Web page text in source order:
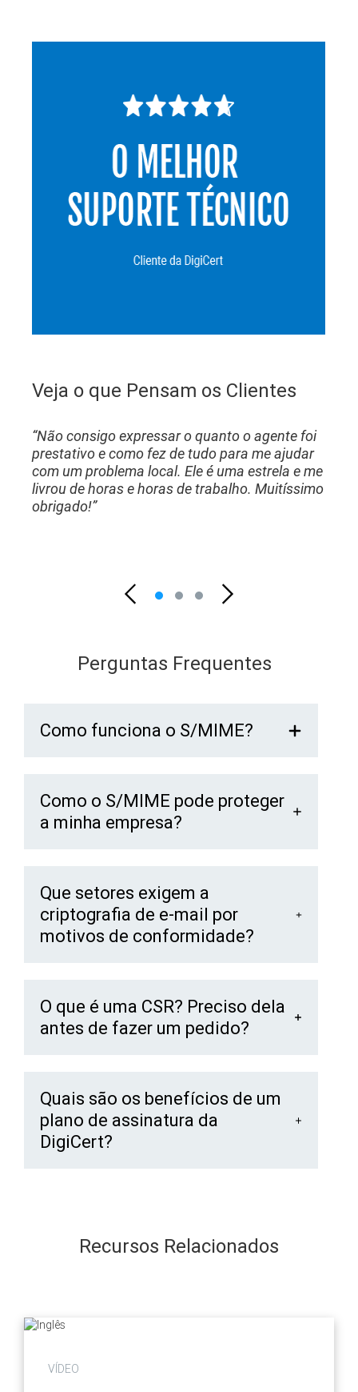
Veja o que Pensam os Clientes
“Não consigo expressar o quanto o agente foi
prestativo e como fez de tudo para me ajudar
com um problema local. Ele é uma estrela e me
livrou de horas e horas de trabalho. Muitíssimo
obrigado!”
Perguntas Frequentes
Como funciona o S/MIME?
Como o S/MIME pode proteger
a minha empresa?
Que setores exigem a
criptografia de e-mail por
motivos de conformidade?
O que é uma CSR? Preciso dela
antes de fazer um pedido?
Quais são os benefícios de um
plano de assinatura da
DigiCert?
Recursos Relacionados
VÍDEO